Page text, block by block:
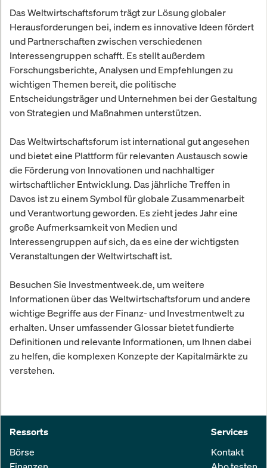
Das Weltwirtschaftsforum trägt zur Lösung globaler
Herausforderungen bei, indem es innovative Ideen fördert
und Partnerschaften zwischen verschiedenen
Interessengruppen schafft. Es stellt außerdem
Forschungsberichte, Analysen und Empfehlungen zu
wichtigen Themen bereit, die politische
Entscheidungsträger und Unternehmen bei der Gestaltung
von Strategien und Maßnahmen unterstützen.
Das Weltwirtschaftsforum ist international gut angesehen
und bietet eine Plattform für relevanten Austausch sowie
die Förderung von Innovationen und nachhaltiger
wirtschaftlicher Entwicklung. Das jährliche Treffen in
Davos ist zu einem Symbol für globale Zusammenarbeit
und Verantwortung geworden. Es zieht jedes Jahr eine
große Aufmerksamkeit von Medien und
Interessengruppen auf sich, da es eine der wichtigsten
Veranstaltungen der Weltwirtschaft ist.
Besuchen Sie Investmentweek.de, um weitere
Informationen über das Weltwirtschaftsforum und andere
wichtige Begriffe aus der Finanz- und Investmentwelt zu
erhalten. Unser umfassender Glossar bietet fundierte
Definitionen und relevante Informationen, um Ihnen dabei
zu helfen, die komplexen Konzepte der Kapitalmärkte zu
verstehen.
Ressorts
Börse
Services
Kontakt